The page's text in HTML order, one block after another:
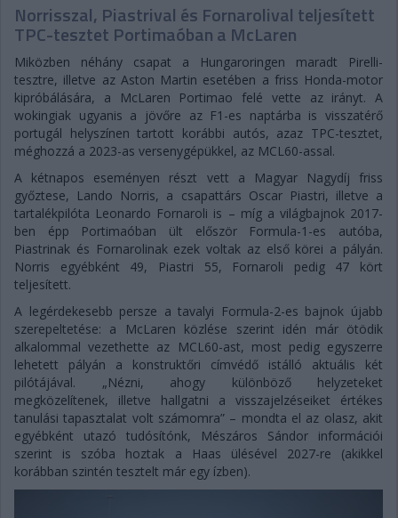
Norrisszal, Piastrival és Fornarolival teljesített
TPC-tesztet Portimaóban a McLaren
Miközben néhány csapat a Hungaroringen maradt Pirelli-
tesztre, illetve az Aston Martin esetében a friss Honda-motor
kipróbálására, a McLaren Portimao felé vette az irányt. A
wokingiak ugyanis a jövőre az F1-es naptárba is visszatérő
portugál helyszínen tartott korábbi autós, azaz TPC-tesztet,
méghozzá a 2023-as versenygépükkel, az MCL60-assal.
A kétnapos eseményen részt vett a Magyar Nagydíj friss
győztese, Lando Norris, a csapattárs Oscar Piastri, illetve a
tartalékpilóta Leonardo Fornaroli is – míg a világbajnok 2017-
ben épp Portimaóban ült először Formula-1-es autóba,
Piastrinak és Fornarolinak ezek voltak az első körei a pályán.
Norris egyébként 49, Piastri 55, Fornaroli pedig 47 kört
teljesített.
A legérdekesebb persze a tavalyi Formula-2-es bajnok újabb
szerepeltetése: a McLaren közlése szerint idén már ötödik
alkalommal vezethette az MCL60-ast, most pedig egyszerre
lehetett pályán a konstruktőri címvédő istálló aktuális két
pilótájával. „Nézni, ahogy különböző helyzeteket
megközelítenek, illetve hallgatni a visszajelzéseiket értékes
tanulási tapasztalat volt számomra” – mondta el az olasz, akit
egyébként utazó tudósítónk, Mészáros Sándor információi
szerint is szóba hoztak a Haas ülésével 2027-re (akikkel
korábban szintén tesztelt már egy ízben).